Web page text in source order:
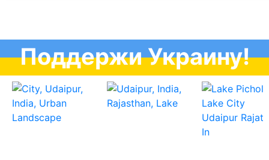
Поддержи Украину!